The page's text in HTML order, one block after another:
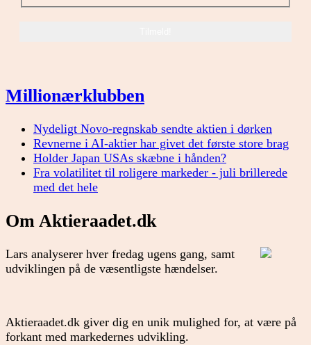
Millionærklubben
Nydeligt Novo-regnskab sendte aktien i dørken
Revnerne i AI-aktier har givet det første store brag
Holder Japan USAs skæbne i hånden?
Fra volatilitet til roligere markeder - juli brillerede
med det hele
Om Aktieraadet.dk
Lars analyserer hver fredag ugens gang, samt
udviklingen på de væsentligste hændelser.
Aktieraadet.dk giver dig en unik mulighed for, at være på
forkant med markedernes udvikling.